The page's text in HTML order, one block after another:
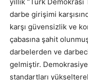
darbe girişimi
karşı güvensizlik ve
çabasına şahit
darbelerden ve darbeci
gelmiştir.
standartları